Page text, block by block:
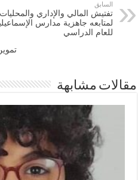
السابق
تفتيش المالي والإداري والمحليات
لمتابعه جاهزية مدارس
للعام الدراسي
مقالات مشابهة